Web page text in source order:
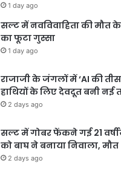
1 day ago
सल्ट में नवविवाहिता की मौत के
का फूटा गुस्सा
1 day ago
राजाजी के जंगलों में ‘AI की
हाथियों के लिए देवदूत बनी
2 days ago
सल्ट में गोबर फेंकने गई 21
को बाघ ने बनाया निवाला, मौत
2 days ago